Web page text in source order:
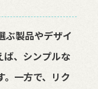
ぶ製品やデザイ
ば、シンプルな
。一方で、リク